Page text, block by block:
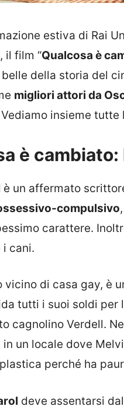
estiva di Rai
il film “Qualcosa è
della storia del
migliori attori da
Vediamo insieme
è cambiato:
è un affermato
compulsivo
carattere.
cani.
vicino di casa gay, è
tutti i suoi soldi per
cagnolino Verdell.
in un locale dove
perché ha
deve assentarsi